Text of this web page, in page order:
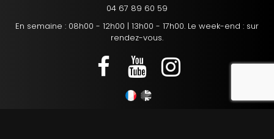
04 67 89 60 59
En semaine : 08h00 - 12h00 | 13h00 - 17h00. Le week-end : sur
rendez-vous.